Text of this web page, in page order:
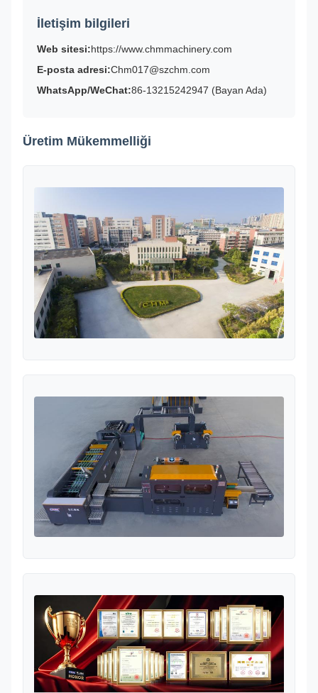
İletişim bilgileri
Web sitesi:https://www.chmmachinery.com
E-posta adresi:Chm017@szchm.com
WhatsApp/WeChat:86-13215242947 (Bayan Ada)
Üretim Mükemmelliği